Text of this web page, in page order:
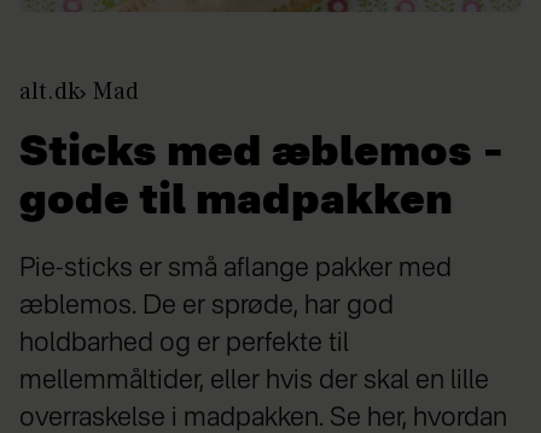
alt.dk Mad
Sticks med æblemos –
gode til madpakken
Pie-sticks er små aflange pakker med
æblemos. De er sprøde, har god
holdbarhed og er perfekte til
mellemmåltider, eller hvis der skal en lille
overraskelse i madpakken. Se her, hvordan